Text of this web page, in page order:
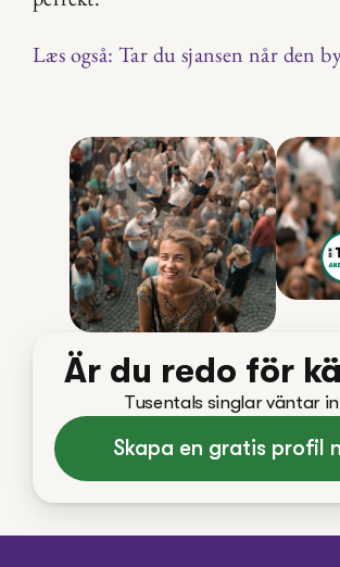
Læs også: Tar du sjansen når den
Är du redo för
Tusentals singlar väntar
Skapa en gratis profil